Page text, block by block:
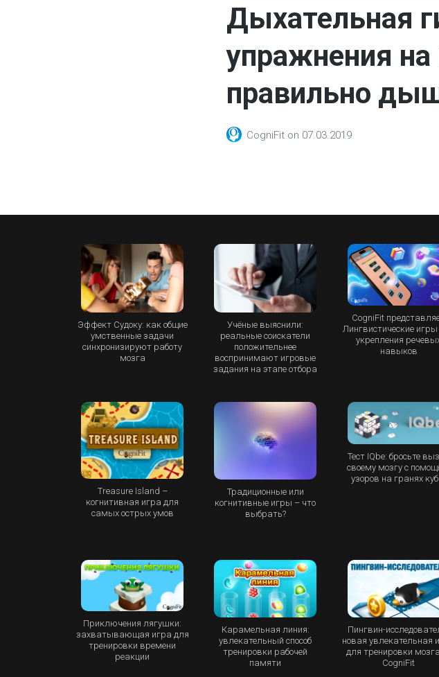
Дыхательная
упражнения
правильно
CogniFit on 07.03.2019
Эффект Судоку: как общие
умственные задачи
синхронизируют работу
мозга
Учёные выяснили:
реальные соискатели
положительнее
воспринимают игровые
задания на этапе отбора
CogniFit
Лингвистические
укрепления
навыков
Treasure Island –
когнитивная игра для
самых острых умов
Традиционные или
когнитивные игры – что
выбрать?
Тест IQbe: бросьте
своему мозгу с
узоров на гранях
Приключения лягушки:
захватывающая игра для
тренировки времени
реакции
Карамельная линия:
увлекательный способ
тренировки рабочей
памяти
Пингвин-
новая увлекательная
для тренировки
CogniFit